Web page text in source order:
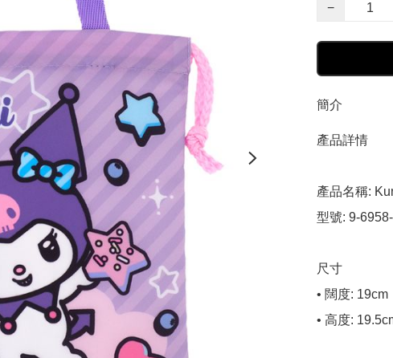
−
簡介
產品詳情
產品名稱:
型號: 9-
尺寸
• 闊度: 19cm
• 高度: